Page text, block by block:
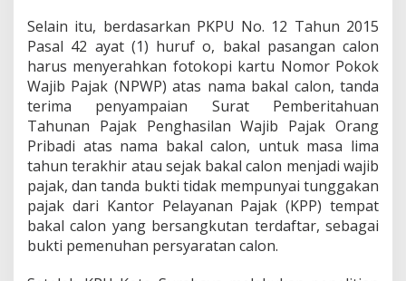
Selain itu, berdasarkan PKPU No. 12 Tahun 2015
Pasal 42 ayat (1) huruf o, bakal pasangan calon
harus menyerahkan fotokopi kartu Nomor Pokok
Wajib Pajak (NPWP) atas nama bakal calon, tanda
terima penyampaian Surat Pemberitahuan
Tahunan Pajak Penghasilan Wajib Pajak Orang
Pribadi atas nama bakal calon, untuk masa lima
tahun terakhir atau sejak bakal calon menjadi wajib
pajak, dan tanda bukti tidak mempunyai tunggakan
pajak dari Kantor Pelayanan Pajak (KPP) tempat
bakal calon yang bersangkutan terdaftar, sebagai
bukti pemenuhan persyaratan calon.